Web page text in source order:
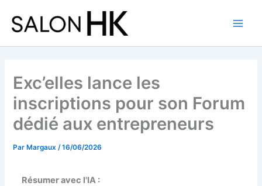
contenu
Exc’elles lance les
inscriptions pour son Forum
dédié aux entrepreneurs
ParMargaux /16/06/2026
Résumer avec l'IA :